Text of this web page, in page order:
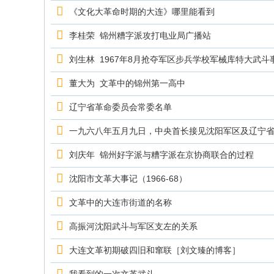
究
《文化大革命时期的大连》哪里能看到
李桂荣 锦州糟字派攻打电业局广播站
刘生林 1967年8月抢夺军区步兵学校军械库特大武斗
董大为 文革中的锦州第一高中
辽宁省革命委员会常委名单
一九六八年五月九日，中央首长接见沈阳军区及辽宁
刘庆年 锦州好字派与糟字派在京协商联合的过程
沈阳市文革大事记（1966-68）
文革中的大连市街道的名称
高振河沈阳武斗与军区支左的关系
大连文革初期破四旧和窜联［刘文臻的博客］